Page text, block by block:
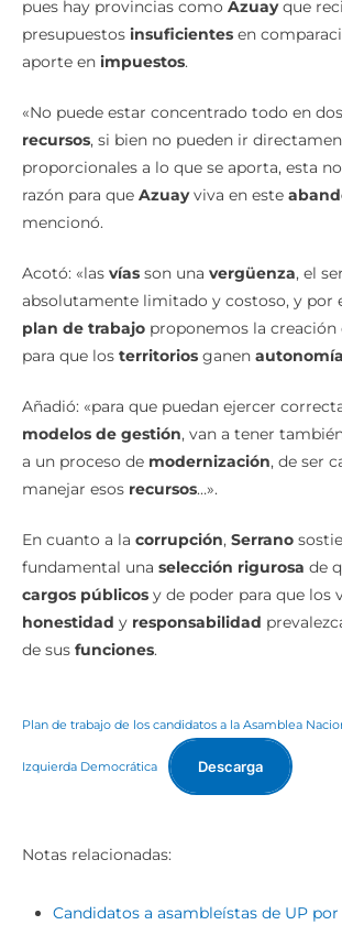
presupuestosinsuficientesen
aporte enimpuestos.
recursos, si bien no pueden ir
proporcionales a lo que se aporta, esta no
razón para que Azuayviva en este
mencionó.
absolutamente limitado y costoso, y por
plan de trabajoproponemos la creación
para que losterritoriosganen
modelos de gestión, van a tener
a un proceso demodernización, de ser
manejar esosrecursos…».
fundamental unaselección rigurosade
cargos públicosy de poder para que los
honestidadyresponsabilidad
de susfunciones.
Izquierda Democrática Descarga
combatir la minería ilegal